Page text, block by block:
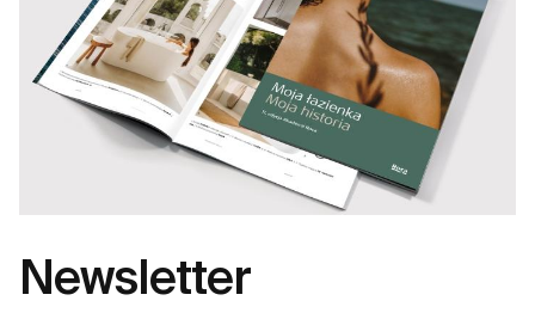
Newsletter